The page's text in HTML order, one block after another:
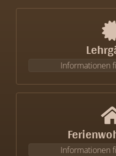
Informationen
Informationen